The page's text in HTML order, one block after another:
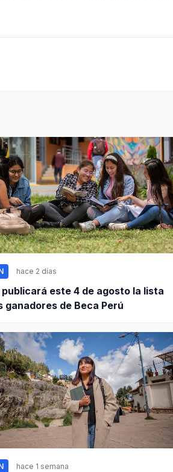
hace 2 días
este 4 de agosto la lista
ganadores de Beca Perú
hace 1 semana